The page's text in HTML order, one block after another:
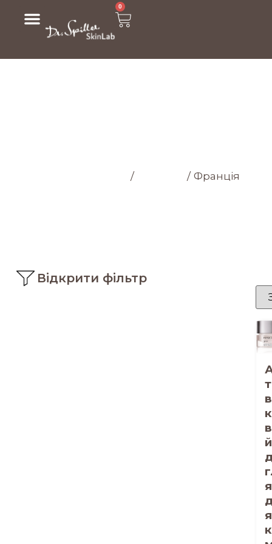
0
/ /Франція
Відкрити фільтр
й
я